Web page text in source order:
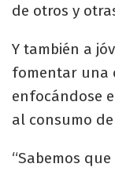
de otros y
Y también a
fomentar una
enfocándose
al consumo
“Sabemos